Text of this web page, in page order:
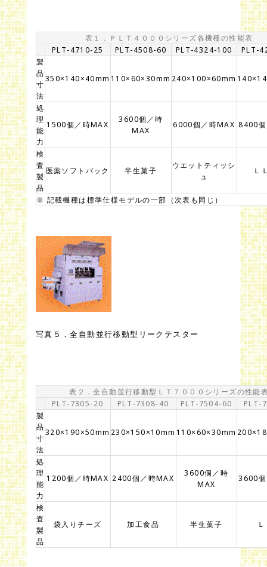
表１．ＰＬＴ４０００シリーズ各機種の性能表
PLT-4710-25
PLT-4508-60 PLT-4324-100
PLT-
製
品
寸
法
350×140×40mm 110×60×30mm 240×100×60mm
処
理
能
力
1500個／時MAX
3600個／時
MAX
6000個／時MAX 8400
検
査
製
品
医薬ソフトバック 半生菓子
ウエットティッシ
ュ
Ｌ
※ 記載機種は標準仕様モデルの一部（次表も同じ）
写真５．全自動並行移動型リークテスター
表２．全自動並行移動型ＬＴ７０００シリーズの性能
PLT-7305-20
PLT-7308-40 PLT-7504-60
PLT-
製
品
寸
法
320×190×50mm 230×150×10mm 110×60×30mm
処
理
能
力
1200個／時MAX 2400個／時MAX
3600個／時
MAX
3600
検
査
製
品
袋入りチーズ 加工食品 半生菓子